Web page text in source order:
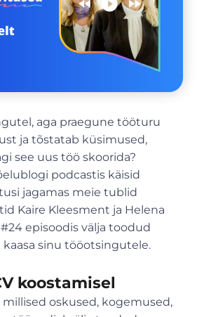
aga praegune tööturu
ja tõstatab küsimused,
see uus töö skoorida?
podcastis käisid
jagamas meie tublid
Kaire Kleesment ja Helena
episoodis välja toodud
kaasa sinu tööotsingutele.
koostamisel
millised oskused, kogemused,